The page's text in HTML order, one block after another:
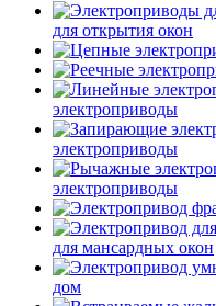
для открытия окон
электроприводы
электроприводы
электроприводы
для мансардных окон
дом